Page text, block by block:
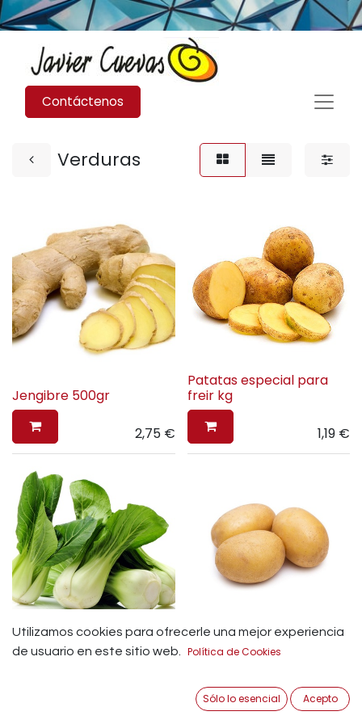
Contáctenos
Verduras
Jengibre 500gr
2,75€
Patatas especial para
freir kg
1,19 €
Pak choi 500G Patatas guarnición
Utilizamos cookies para ofrecerle una mejor experiencia
de usuario en este sitio web. Política de Cookies
Sólo lo esencial Acepto